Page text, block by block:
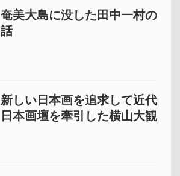
奄美大島に没した田中一村の
話
新しい日本画を追求して近代
日本画壇を牽引した横山大観